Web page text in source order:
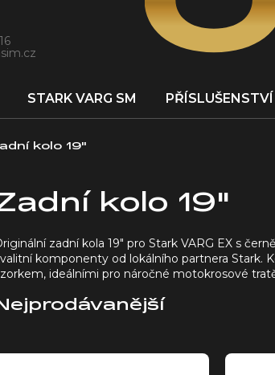
STARK VARG SM PŘÍSLUŠENSTVÍ
kolo 19"
kolo 19"
zadní kola 19″ pro Stark VARG EX s
komponenty od lokálního partnera Stark.
ideálními pro náročné motokrosové